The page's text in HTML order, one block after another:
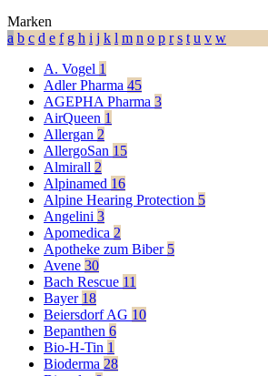
Marken
a b c d e f g h i j k l m n o p r s t u v w
A. Vogel 1
Adler Pharma 45
AGEPHA Pharma 3
AirQueen 1
Allergan 2
AllergoSan 15
Almirall 2
Alpinamed 16
Alpine Hearing Protection 5
Angelini 3
Apomedica 2
Apotheke zum Biber 5
Avene 30
Bach Rescue 11
Bayer 18
Beiersdorf AG 10
Bepanthen 6
Bio-H-Tin 1
Bioderma 28